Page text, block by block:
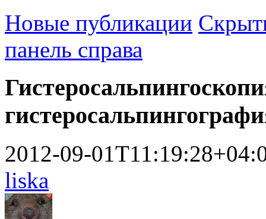
Новые публикации
панель справа
2012-09-
liska